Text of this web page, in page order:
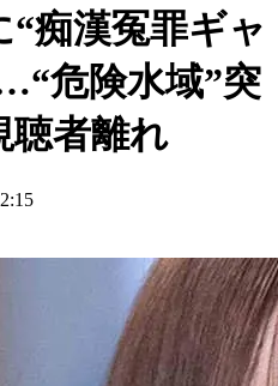
“痴漢冤罪ギャ
危険水域”突
聴者離れ